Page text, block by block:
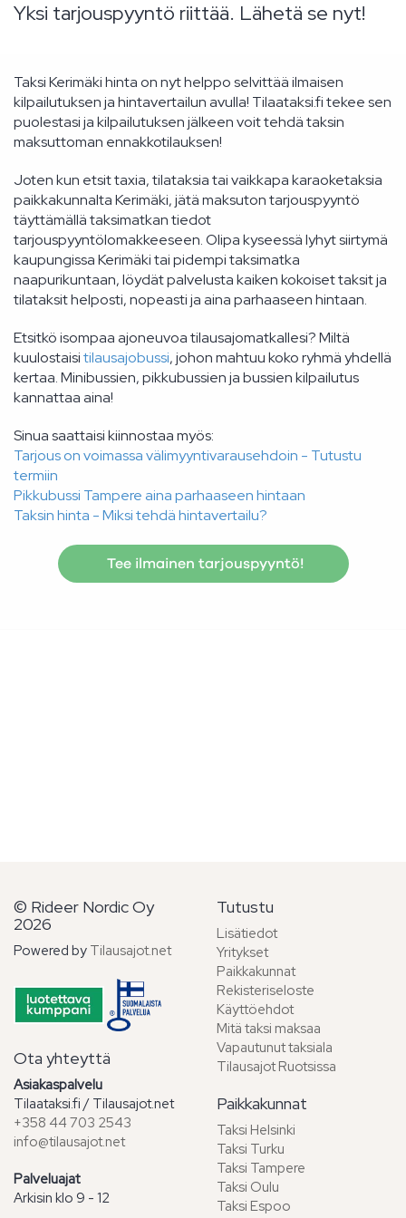
Yksi tarjouspyyntö riittää. Lähetä se nyt!
Taksi Kerimäki hinta on nyt helppo selvittää ilmaisen
kilpailutuksen ja hintavertailun avulla! Tilaataksi.fi tekee sen
puolestasi ja kilpailutuksen jälkeen voit tehdä taksin
maksuttoman ennakkotilauksen!
Joten kun etsit taxia, tilataksia tai vaikkapa karaoketaksia
paikkakunnalta Kerimäki, jätä maksuton tarjouspyyntö
täyttämällä taksimatkan tiedot
tarjouspyyntölomakkeeseen. Olipa kyseessä lyhyt siirtymä
kaupungissa Kerimäki tai pidempi taksimatka
naapurikuntaan, löydät palvelusta kaiken kokoiset taksit ja
tilataksit helposti, nopeasti ja aina parhaaseen hintaan.
Etsitkö isompaa ajoneuvoa tilausajomatkallesi? Miltä
kuulostaisitilausajobussi, johon mahtuu koko ryhmä yhdellä
kertaa. Minibussien, pikkubussien ja bussien kilpailutus
kannattaa aina!
Sinua saattaisi kiinnostaa myös:
Tarjous on voimassa välimyyntivarausehdoin - Tutustu
termiin
Pikkubussi Tampere aina parhaaseen hintaan
Taksin hinta - Miksi tehdä hintavertailu?
Tee ilmainen tarjouspyyntö!
© Rideer Nordic Oy
2026
Powered by Tilausajot.net
Ota yhteyttä
Asiakaspalvelu
Tilaataksi.fi / Tilausajot.net
+358 44 703 2543
info@tilausajot.net
Palveluajat
Arkisin klo 9 - 12
Tutustu
Lisätiedot
Yritykset
Paikkakunnat
Rekisteriseloste
Käyttöehdot
Mitä taksi maksaa
Vapautunut taksiala
Tilausajot Ruotsissa
Paikkakunnat
Taksi Helsinki
Taksi Turku
Taksi Tampere
Taksi Oulu
Taksi Espoo